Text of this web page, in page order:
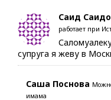
Саид
работает при
супруга я жеву в
Саша Поснова
имама